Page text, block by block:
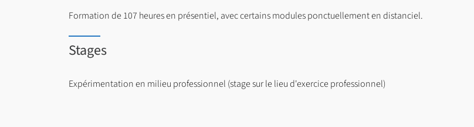
Formation de 107 heures en présentiel, avec certains modules ponctuellement en distanciel.
Stages
Expérimentation en milieu professionnel (stage sur le lieu d'exercice professionnel)